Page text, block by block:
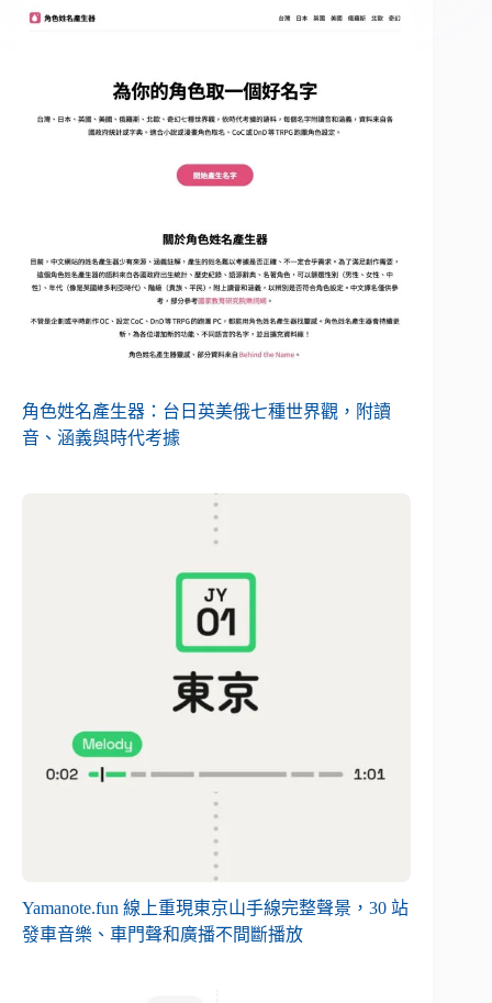
角色姓名產生器：台日英美俄七種世界觀，附讀
音、涵義與時代考據
Yamanote.fun 線上重現東京山手線完整聲景，30 站
發車音樂、車門聲和廣播不間斷播放